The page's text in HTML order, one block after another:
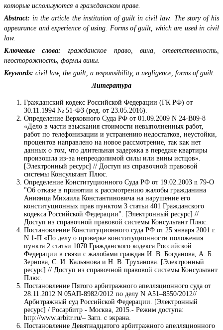
которые используются в гражданском праве.
Abstract: in the article the institution of guilt in civil law. The story of his
appearance and experience of using. Forms of guilt, which are used in civil
law.
Ключевые слова: гражданское право, вина, ответственность,
неосторожность, формы вины.
Keywords: civil law, the guilt, a responsibility, a negligence, forms of guilt.
Литература
Гражданский кодекс Российской Федерации (ГК РФ) от
30.11.1994 № 51-ФЗ (ред. от 23.05.2016).
Определение Верховного Суда РФ от 01.09.2009 N 24-В09-8
«Дело в части взыскания стоимости невыполненных работ,
работ по телефонизации и устранению недостатков, неустойки,
процентов направлено на новое рассмотрение, так как нет
данных о том, что длительная задержка в передаче квартиры
произошла из-за непреодолимой силы или вины истцов».
[Электронный ресурс] // Доступ из справочной правовой
системы Консультант Плюс.
Определение Конституционного Суда РФ от 19.02.2003 n 79-О
"Об отказе в принятии к рассмотрению жалобы гражданина
Аниянца Михаила Константиновича на нарушение его
конституционных прав пунктом 3 статьи 401 Гражданского
кодекса Российской Федерации". [Электронный ресурс] //
Доступ из справочной правовой системы Консультант Плюс.
Постановление Конституционного суда РФ от 25 января 2001 г.
N 1-П «По делу о проверке конституционности положения
пункта 2 статьи 1070 Гражданского кодекса Российской
Федерации в связи с жалобами граждан И. В. Богданова, А. Б.
Зернова, С. И. Кальянова и Н. В. Труханова. [Электронный
ресурс] // Доступ из справочной правовой системы Консультант
Плюс.
Постановление Пятого арбитражного апелляционного суда от
28.11.2012 N 05АП-8982/2012 по делу N А51–8550/2012//
Арбитражный суд Российской Федерации. [Электронный
ресурс] / Росарбитр - Москва, 2015.- Режим доступа:
http://www.arbitr.ru/– Загл. с экрана.
Постановление Девятнадцатого арбитражного апелляционного